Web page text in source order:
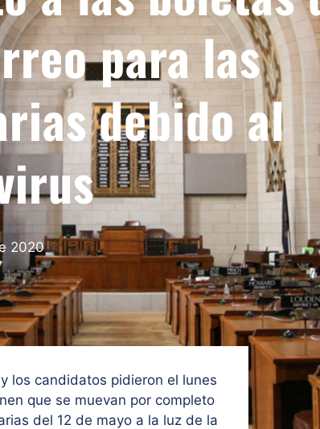
para las
debido al
2020
los candidatos pidieron el lunes
que se muevan por completo
del 12 de mayo a la luz de la